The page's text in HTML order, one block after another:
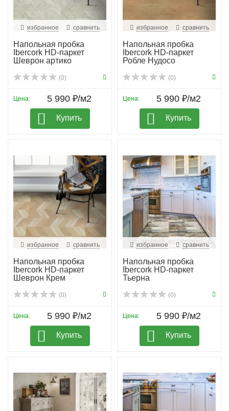
избранное сравнить
Напольная пробка
Ibercork HD-паркет
Шеврон артико
(0)
Цена: 5 990 ₽/м2
Купить
избранное сравнить
Напольная пробка
Ibercork HD-паркет
Робле Нудосо
(0)
Цена: 5 990 ₽/м2
Купить
избранное сравнить
Напольная пробка
Ibercork HD-паркет
Шеврон Крем
(0)
Цена: 5 990 ₽/м2
Купить
избранное сравнить
Напольная пробка
Ibercork HD-паркет
Тьерна
(0)
Цена: 5 990 ₽/м2
Купить